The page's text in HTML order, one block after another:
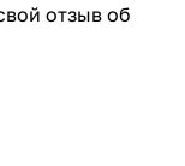
отзыв об